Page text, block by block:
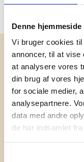
Denne
Vi bruger cookies
annoncer, til at vise
at analysere vores
din brug af vores
for sociale medier,
analysepartnere.
data med andre
de har indsamlet
Oprindelsesland
Få
information
Kæmpe udvalg i
til din virksomhed.
har ydet